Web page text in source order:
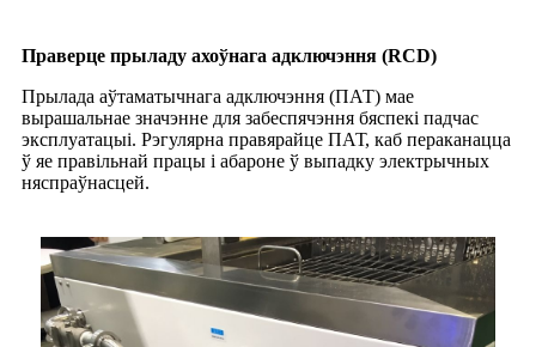
Праверце прыладу ахоўнага адключэння (RCD)
Прылада аўтаматычнага адключэння (ПАТ) мае
вырашальнае значэнне для забеспячэння бяспекі падчас
эксплуатацыі. Рэгулярна правярайце ПАТ, каб пераканацца
ў яе правільнай працы і абароне ў выпадку электрычных
няспраўнасцей.